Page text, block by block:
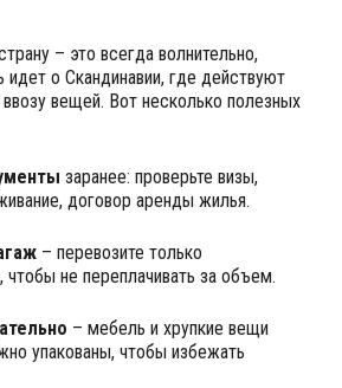
– это всегда волнительно,
идет о Скандинавии, где действуют
ввозу вещей. Вот несколько полезных
заранее: проверьте визы,
договор аренды жилья.
– перевозите только
не переплачивать за объем.
– мебель и хрупкие вещи
упакованы, чтобы избежать